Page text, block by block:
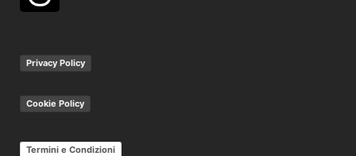
Privacy Policy
Cookie Policy
Termini e Condizioni